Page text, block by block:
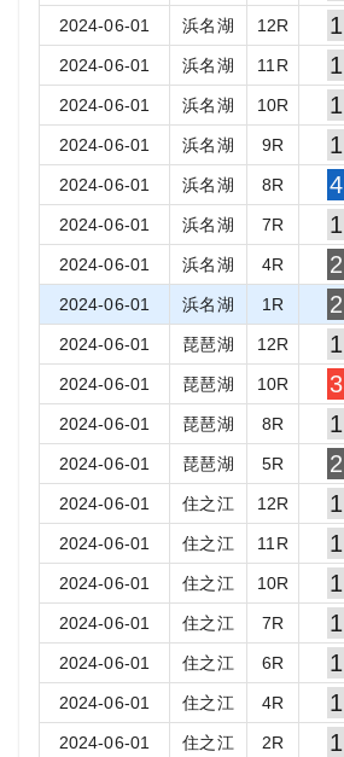
2024-06-01 浜名湖 12R 1
2024-06-01 浜名湖 11 R 1
2024-06-01 浜名湖 10R 1
2024-06-01 浜名湖 9R 1
2024-06-01 浜名湖 8R 4
2024-06-01 浜名湖 7R 1
2024-06-01 浜名湖 4R 2
2024-06-01 浜名湖 1 R 2
2024-06-01 琵琶湖 12R 1
2024-06-01 琵琶湖 10R 3
2024-06-01 琵琶湖 8R 1
2024-06-01 琵琶湖 5R 2
2024-06-01 住之江 12R 1
2024-06-01 住之江 11 R 1
2024-06-01 住之江 10R 1
2024-06-01 住之江 7R 1
2024-06-01 住之江 6R 1
2024-06-01 住之江 4R 1
2024-06-01 住之江 2R 1